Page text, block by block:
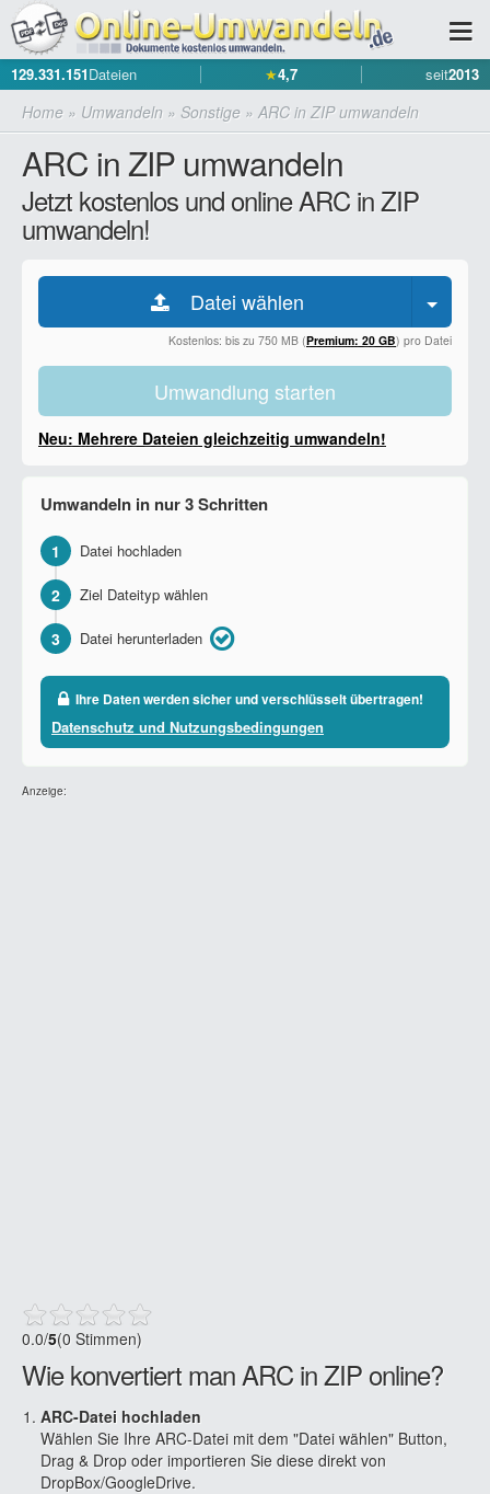
129.331.151Dateien ★4,7 seit2013
Home » Umwandeln » Sonstige » ARC in ZIP umwandeln
ARC in ZIP umwandeln
Jetzt kostenlos und online ARC in ZIP
umwandeln!
Datei wählen
Kostenlos: bis zu 750 MB (Premium: 20 GB) pro Datei
Umwandlung starten
Neu: Mehrere Dateien gleichzeitig umwandeln!
Umwandeln in nur 3 Schritten
1 Datei hochladen
2 Ziel Dateityp wählen
3 Datei herunterladen
Ihre Daten werden sicher und verschlüsselt übertragen!
Datenschutz und Nutzungsbedingungen
Anzeige:
0.0/5(0 Stimmen)
Wie konvertiert man ARC in ZIP online?
ARC-Datei hochladen
Wählen Sie Ihre ARC-Datei mit dem "Datei wählen" Button,
Drag & Drop oder importieren Sie diese direkt von
DropBox/GoogleDrive.